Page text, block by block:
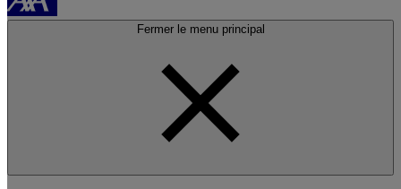
Fermer le menu principal